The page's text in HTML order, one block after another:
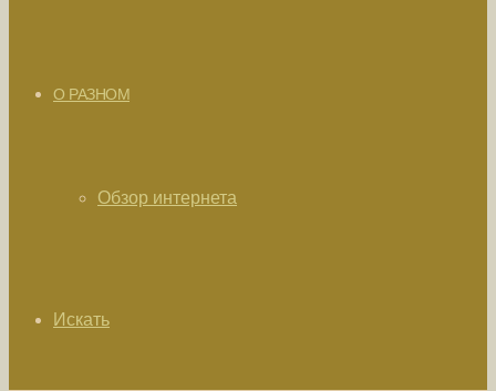
О РАЗНОМ
Обзор интернета
Искать